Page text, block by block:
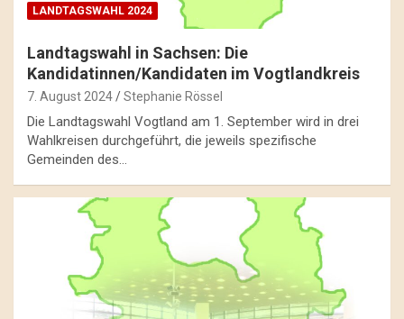
LANDTAGSWAHL 2024
Landtagswahl in Sachsen: Die
Kandidatinnen/Kandidaten im Vogtlandkreis
7. August 2024 Stephanie Rössel
Die Landtagswahl Vogtland am 1. September wird in drei
Wahlkreisen durchgeführt, die jeweils spezifische
Gemeinden des…